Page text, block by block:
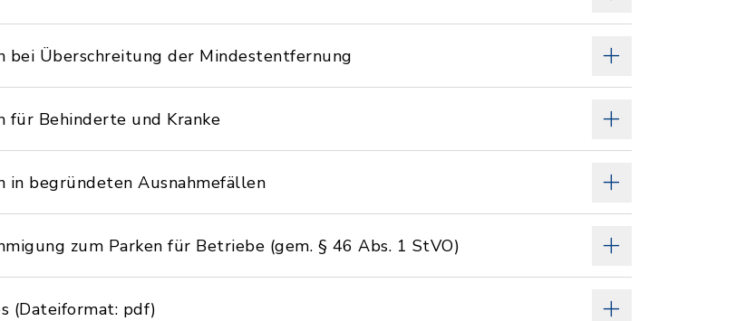
Überschreitung der Mindestentfernung
Behinderte und Kranke
begründeten Ausnahmefällen
zum Parken für Betriebe (gem. § 46 Abs. 1 StVO)
(Dateiformat: pdf)